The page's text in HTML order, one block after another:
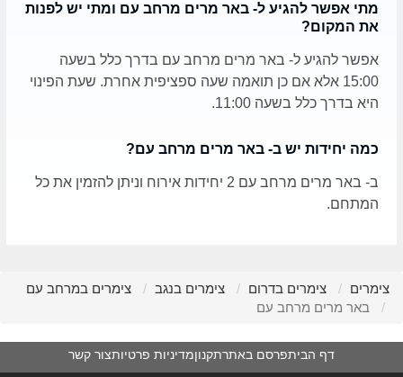
מתי אפשר להגיע ל- באר מרים מרחב עם ומתי יש לפנות
את המקום?
אפשר להגיע ל- באר מרים מרחב עם בדרך כלל בשעה
15:00 אלא אם כן תואמה שעה ספציפית אחרת. שעת הפינוי
היא בדרך כלל בשעה 11:00.
כמה יחידות יש ב- באר מרים מרחב עם?
ב- באר מרים מרחב עם 2 יחידות אירוח וניתן להזמין את כל
המתחם.
צימרים צימרים בדרום צימרים בנגב
צימרים במרחב עם
באר מרים מרחב עם
דף הביתפרסם באתרתקנוןמדיניות פרטיותצור קשר